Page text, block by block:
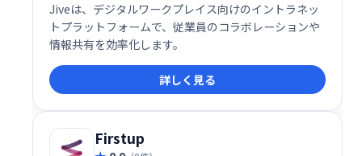
Jiveは、デジタルワークプレイス向けのイントラネッ
トプラットフォームで、従業員のコラボレーションや
情報共有を効率化します。
詳しく見る
Firstup